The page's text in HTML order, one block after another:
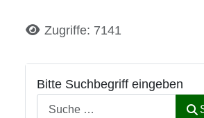
Bitte Suchbegriff eingeben
DetailsZugriffe: 7141